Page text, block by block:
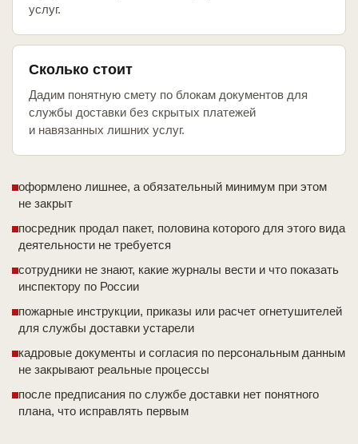
услуг.
Сколько стоит
Дадим понятную смету по блокам документов для
службы доставки без скрытых платежей
и навязанных лишних услуг.
оформлено лишнее, а обязательный минимум при этом
не закрыт
посредник продал пакет, половина которого для этого вида
деятельности не требуется
сотрудники не знают, какие журналы вести и что показать
инспектору по России
пожарные инструкции, приказы или расчет огнетушителей
для службы доставки устарели
кадровые документы и согласия по персональным данным
не закрывают реальные процессы
после предписания по службе доставки нет понятного
плана, что исправлять первым